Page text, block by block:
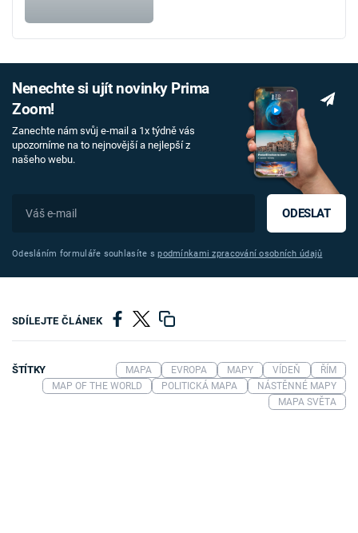
Nenechte si ujít novinky Prima
Zoom!
Zanechte nám svůj e-mail a 1x týdně vás
upozorníme na to nejnovější a nejlepší z
našeho webu.
ODESLAT
Odesláním formuláře souhlasíte spodmínkami zpracování osobních údajů
SDÍLEJTE ČLÁNEK
ŠTÍTKY MAPA EVROPA MAPY VÍDEŇ
ŘÍM
MAP OF THE WORLD
POLITICKÁ MAPA
NÁSTĚNNÉ MAPY
MAPA SVĚTA